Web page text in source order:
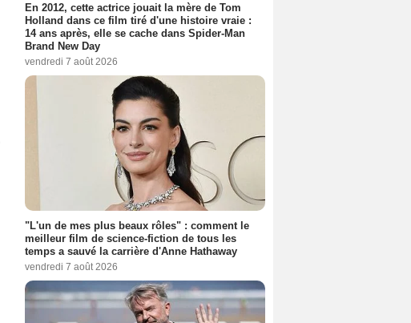
En 2012, cette actrice jouait la mère de Tom
Holland dans ce film tiré d'une histoire vraie :
14 ans après, elle se cache dans Spider-Man
Brand New Day
vendredi 7 août 2026
"L'un de mes plus beaux rôles" : comment le
meilleur film de science-fiction de tous les
temps a sauvé la carrière d'Anne Hathaway
vendredi 7 août 2026